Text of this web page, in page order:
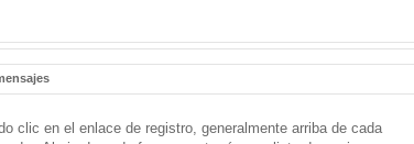
clic en el enlace de registro, generalmente arriba de cada